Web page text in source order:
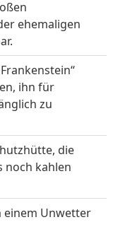
ehemaligen
ihn für
zu
die
noch kahlen
einem Unwetter